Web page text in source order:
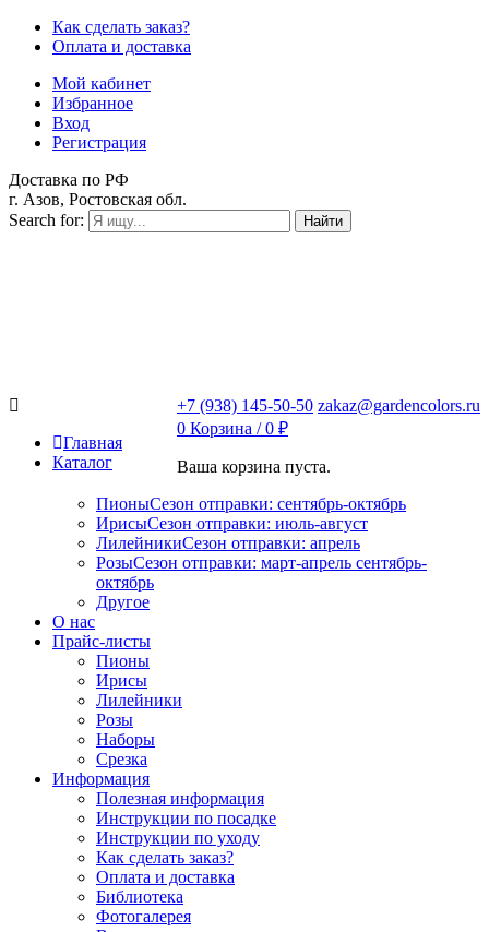
Как сделать заказ?
Оплата и доставка
Мой кабинет
Избранное
Вход
Регистрация
Доставка по РФ
г. Азов, Ростовская обл.
Search for:
Найти
+7 (938) 145-50-50 zakaz@gardencolors.ru
0 Корзина /0 ₽
Ваша корзина пуста.
Главная
Каталог
ПионыСезон отправки: сентябрь-октябрь
ИрисыСезон отправки: июль-август
ЛилейникиСезон отправки: апрель
РозыСезон отправки: март-апрель сентябрь-
октябрь
Другое
О нас
Прайс-листы
Пионы
Ирисы
Лилейники
Розы
Наборы
Срезка
Информация
Полезная информация
Инструкции по посадке
Инструкции по уходу
Как сделать заказ?
Оплата и доставка
Библиотека
Фотогалерея